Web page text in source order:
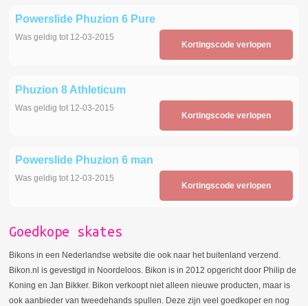
Powerslide Phuzion 6 Pure
Kortingscode verlopen
Was geldig tot 12-03-2015
Phuzion 8 Athleticum
Kortingscode verlopen
Was geldig tot 12-03-2015
Powerslide Phuzion 6 man
Kortingscode verlopen
Was geldig tot 12-03-2015
Goedkope skates
Bikons in een Nederlandse website die ook naar het buitenland verzend.
Bikon.nl is gevestigd in Noordeloos. Bikon is in 2012 opgericht door Philip de
Koning en Jan Bikker. Bikon verkoopt niet alleen nieuwe producten, maar is
ook aanbieder van tweedehands spullen. Deze zijn veel goedkoper en nog